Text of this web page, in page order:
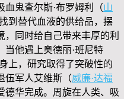
鬼查尔斯·布罗姆利（山
到替代血液的供给品，摆
同时给自己带来丰厚的利
当他遇上奥德丽·班尼特
上，研究取得了突破性的
伍军人艾维斯（威廉·达福
德华完成。周旋在人类、吸